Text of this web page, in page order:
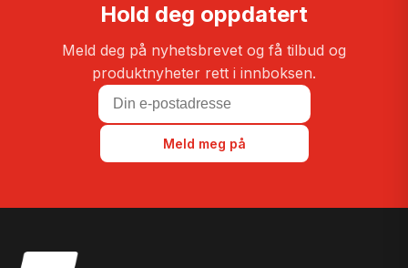
Hold deg oppdatert
Meld deg på nyhetsbrevet og få tilbud og
produktnyheter rett i innboksen.
Meld meg på